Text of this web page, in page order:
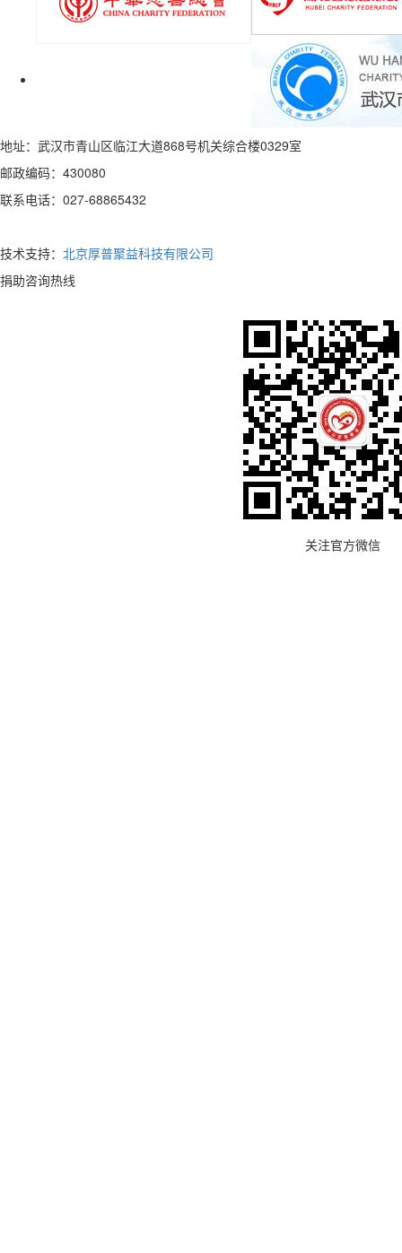
地址：武汉市青山区临江大道868号机关综合楼0329室
邮政编码：430080
联系电话：027-68865432
技术支持：
北京厚普聚益科技有限公司
捐助咨询热线
关注官方微信